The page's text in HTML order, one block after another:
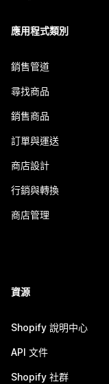
應用程式類別
銷售管道
尋找商品
銷售商品
訂單與運送
商店設計
行銷與轉換
商店管理
資源
Shopify 說明中心
API 文件
Shopify 社群